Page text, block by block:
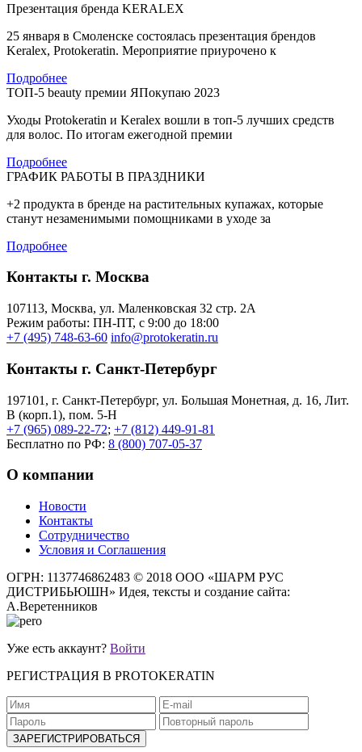
Презентация бренда KERALEX
25 января в Смоленске состоялась презентация брендов
Keralex, Protokeratin. Мероприятие приурочено к
Подробнее
ТОП-5 beauty премии ЯПокупаю 2023
Уходы Protokeratin и Keralex вошли в топ-5 лучших средств
для волос. По итогам ежегодной премии
Подробнее
ГРАФИК РАБОТЫ В ПРАЗДНИКИ
+2 продукта в бренде на растительных купажах, которые
станут незаменимыми помощниками в уходе за
Подробнее
Контакты г. Москва
107113, Moсква, ул. Маленковская 32 стр. 2А
Режим работы: ПН-ПТ, с 9:00 до 18:00
+7 (495) 748-63-60 info@protokeratin.ru
Контакты г. Санкт-Петербург
197101, г. Санкт-Петербург, ул. Большая Монетная, д. 16, Лит.
В (корп.1), пом. 5-Н
+7 (965) 089-22-72; +7 (812) 449-91-81
Бесплатно по РФ: 8 (800) 707-05-37
О компании
Новости
Контакты
Сотрудничество
Условия и Соглашения
ОГРН: 1137746862483 © 2018 ООО «ШАРМ РУС
ДИСТРИБЬЮШН» Идея, тексты и создание сайта:
А.Веретенников
Уже есть аккаунт? Войти
РЕГИСТРАЦИЯ В PROTOKERATIN